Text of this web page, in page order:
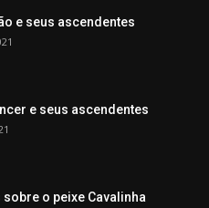
e seus ascendentes
e seus ascendentes
o peixe Cavalinha